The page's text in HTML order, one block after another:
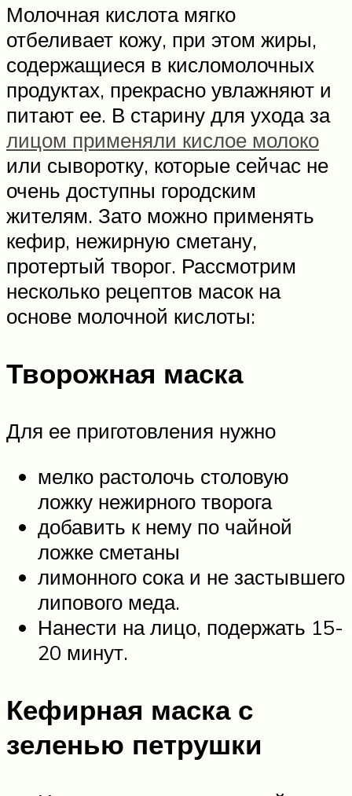
Молочная кислота мягко
отбеливает кожу, при этом жиры,
содержащиеся в кисломолочных
продуктах, прекрасно увлажняют и
питают ее. В старину для ухода за
лицом применяли кислое молоко
или сыворотку, которые сейчас не
очень доступны городским
жителям. Зато можно применять
кефир, нежирную сметану,
протертый творог. Рассмотрим
несколько рецептов масок на
основе молочной кислоты:
Творожная маска
Для ее приготовления нужно
мелко растолочь столовую
ложку нежирного творога
добавить к нему по чайной
ложке сметаны
лимонного сока и не застывшего
липового меда.
Нанести на лицо, подержать 15-
20 минут.
Кефирная маска с
зеленью петрушки